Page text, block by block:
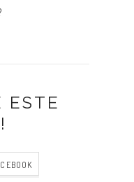
ESTE